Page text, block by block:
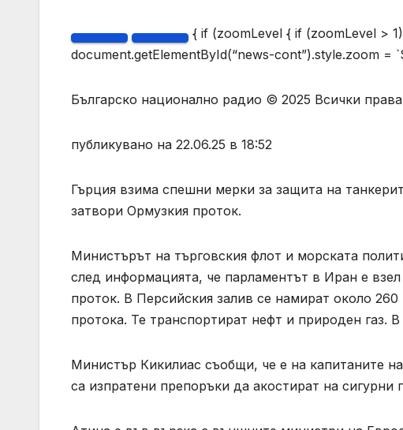
{ if (zoomLevel { if (zoomLevel >
document.getElementById(“news-cont”).style.zoom =
Българско национално радио © 2025 Всички права
публикувано на 22.06.25 в 18:52
Гърция взима спешни мерки за защита на
затвори Ормузкия проток.
Министърът на търговския флот и морската
след информацията, че парламентът в Иран е
проток. В Персийския залив се намират около
протока. Те транспортират нефт и природен газ.
Министър Кикилиас съобщи, че е на капитаните
са изпратени препоръки да акостират на